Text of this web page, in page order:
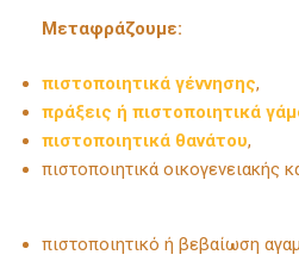
Μεταφράζουμε:
πιστοποιητικά γέννησης,
πράξεις ή πιστοποιητικά
πιστοποιητικά θανάτου,
πιστοποιητικά οικογενειακής
πιστοποιητικό ή βεβαίωση